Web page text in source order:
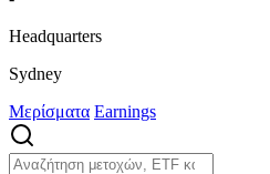
Headquarters
Sydney
Μερίσματα Earnings